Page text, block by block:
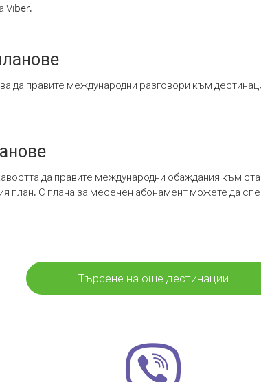
Viber.
да правите международни разговори към
да правите международни обаждания към
план. С плана за месечен абонамент можете да
Търсене на още дестинации